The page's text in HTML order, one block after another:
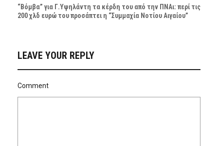
“Βόμβα” για Γ.Υψηλάντη τα κέρδη του από την ΠΝΑι: περί τις
200 χλδ ευρώ του προσάπτει η “Συμμαχία Νοτίου Αιγαίου”
LEAVE YOUR REPLY
Comment